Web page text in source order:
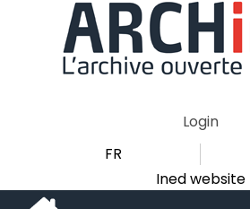
Login
FR
Ined website